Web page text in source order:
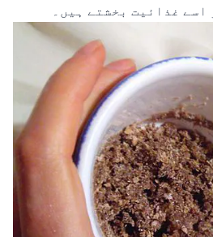
اسے غذائیت بخشتے ہیں۔